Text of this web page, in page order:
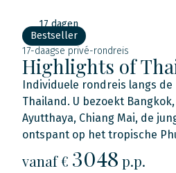
17 dagen
Bestseller
17-daagse privé-rondreis
Highlights of
Individuele rondreis langs
Thailand. U bezoekt
Ayutthaya, Chiang Mai, de
ontspant op het tropische
vanaf € 3048 p.p.